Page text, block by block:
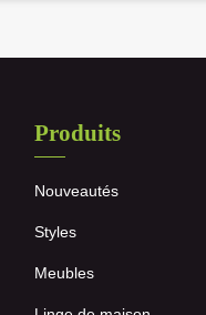
Produits
Nouveautés
Styles
Meubles